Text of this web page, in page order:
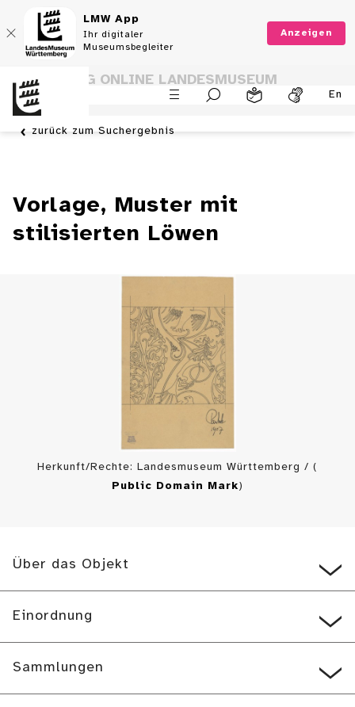
LMW App
Ihr digitaler
Museumsbegleiter
Anzeigen
En
SAMMLUNG ONLINE LANDESMUSEUM
WÜRTTEMBERG
zurück zum Suchergebnis
Vorlage, Muster mit
stilisierten Löwen
Herkunft/Rechte: Landesmuseum Württemberg / (
Public Domain Mark)
Über das Objekt
Einordnung
Sammlungen